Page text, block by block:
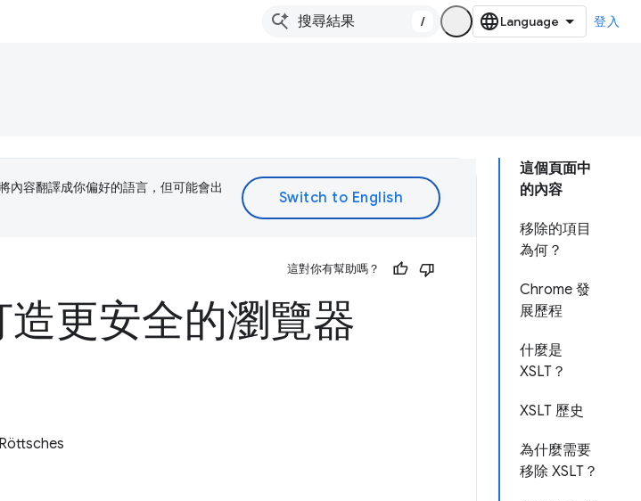
/ 登入
這個頁面中
的內容
移除的項目
為何？
Chrome 發
展歷程
什麼是
XSLT？
XSLT 歷史
為什麼需要
移除 XSLT？
內容翻譯成你偏好的語言，但可能會出
這對你有幫助嗎？
造更安全的瀏覽器